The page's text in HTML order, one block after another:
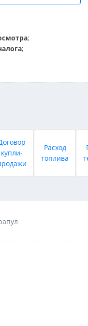
;
;
купли-
Расход
топлива